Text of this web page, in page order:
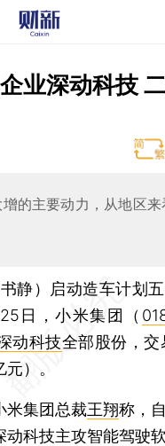
业深动科技
的主要动力，从地区
静） 启动造车计划
日，小米集团（
动科技全部股份，
）。
集团总裁王翔称，
科技主攻智能驾驶